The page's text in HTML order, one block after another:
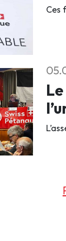
Ces